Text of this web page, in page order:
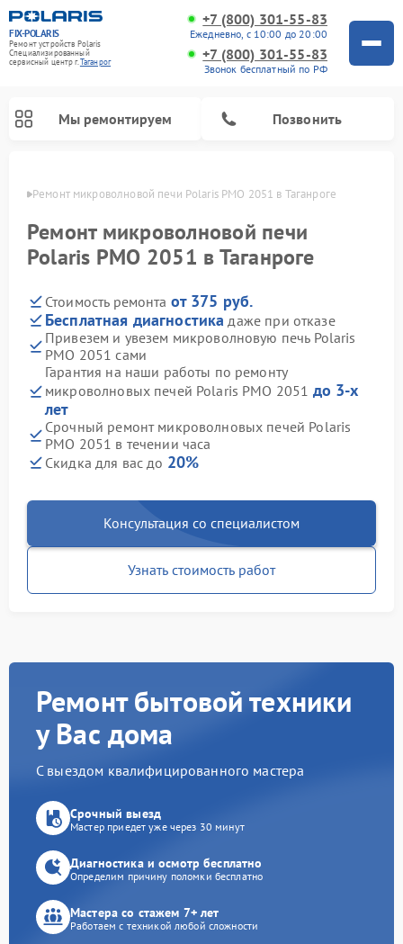
FIX-POLARIS
Ремонт устройств Polaris
Специализированный
cервисный центр г.Таганрог
+7 (800) 301-55-83
Ежедневно, с 10:00 до 20:00
+7 (800) 301-55-83
Звонок бесплатный по РФ
Мы ремонтируем Позвонить
Ремонт микроволновой печи Polaris PMO 2051 в Таганроге
Ремонт микроволновой печи
Polaris PMO 2051 в Таганроге
Стоимость ремонта от 375 руб.
Бесплатная диагностика даже при отказе
Привезем и увезем микроволновую печь Polaris
PMO 2051 сами
Гарантия на наши работы по ремонту
микроволновых печей Polaris PMO 2051 до 3-х
лет
Срочный ремонт микроволновых печей Polaris
PMO 2051 в течении часа
Скидка для вас до 20%
Консультация со специалистом
Узнать стоимость работ
Ремонт бытовой техники
у Вас дома
С выездом квалифицированного мастера
Срочный выезд
Мастер приедет уже через 30 минут
Диагностика и осмотр бесплатно
Определим причину поломки бесплатно
Мастера со стажем 7+ лет
Работаем с техникой любой сложности